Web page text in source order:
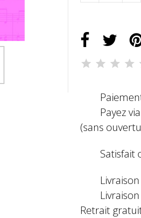
Payez
(sans
Satisfait
Retrait